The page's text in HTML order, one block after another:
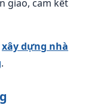
giao, cam kết
xây dựng nhà
.